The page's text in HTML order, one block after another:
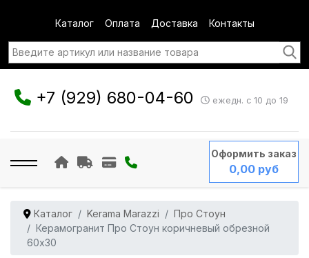
Каталог Оплата Доставка Контакты
+7 (929) 680-04-60 ежедн. с 10 до 19
Оформить заказ
0,00 руб
Каталог Kerama Marazzi
Про Стоун
Керамогранит Про Стоун коричневый обрезной
60x30